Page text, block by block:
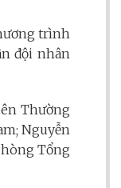
trình
đội nhân
Thường
Nguyễn
Tổng